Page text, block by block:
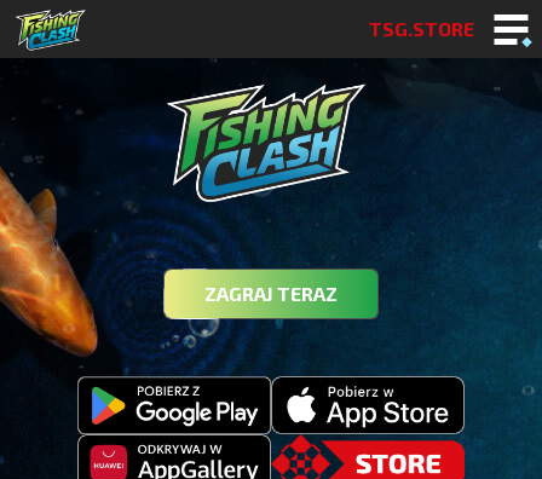
TSG.STORE
ZAGRAJ TERAZ